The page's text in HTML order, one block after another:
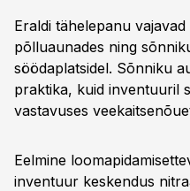
Eraldi tähelepanu
põlluaunades ning
söödaplatsidel. Sõnniku
praktika, kuid inventuuril
vastavuses
Eelmine
inventuur keskendus